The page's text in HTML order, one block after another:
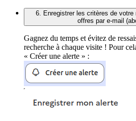
6. Enregistrer les critères de votre
offres par e-mail
Gagnez du temps et évitez de
recherche à chaque visite ! Pour
« Créer une alerte » :